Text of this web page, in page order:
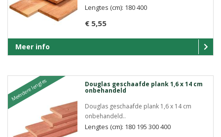
€ 5,55
Lengtes (cm): 180 400
Meer info
Meerdere lengtes Douglas geschaafde plank 1,6 x 14 cm
onbehandeld
Douglas geschaafde plank 1,6 x 14 cm
onbehandeld..
Lengtes (cm): 180 195 300 400